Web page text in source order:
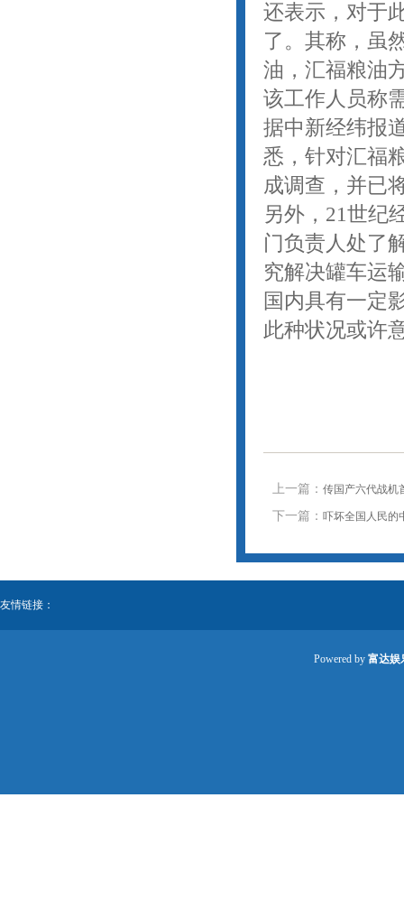
还表示，对于
了。其称，虽
油，汇福粮油
该工作人员称
据中新经纬报
悉，针对汇福
成调查，并已
另外，21世纪
门负责人处了
究解决罐车运
国内具有一定
此种状况或许
上一篇： 传国产六代战机
下一篇： 吓坏全国人民的
友情链接：
Powered by 富达娱